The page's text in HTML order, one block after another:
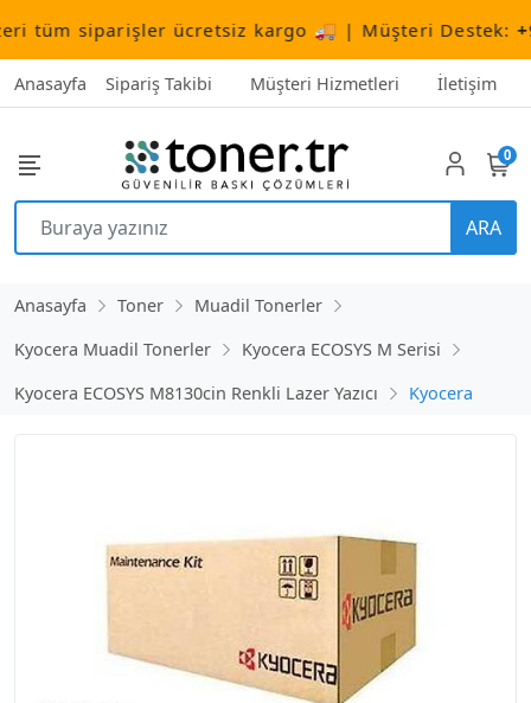
siparişler ücretsiz kargo 🚚 | Müşteri Destek:+90
Anasayfa Sipariş Takibi Müşteri Hizmetleri İletişim
ARA
0
Anasayfa Toner
Muadil Tonerler
Kyocera Muadil Tonerler
Kyocera ECOSYS M Serisi
Kyocera ECOSYS M8130cin Renkli Lazer Yazıcı
Kyocera